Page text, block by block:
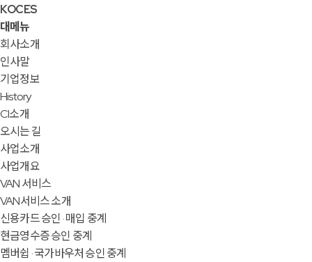
KOCES
대메뉴
회사소개
인사말
기업정보
History
CI소개
오시는 길
사업소개
사업개요
VAN 서비스
VAN서비스 소개
신용카드 승인 · 매입 중계
현금영수증 승인 중계
멤버쉽 · 국가바우처 승인 중계